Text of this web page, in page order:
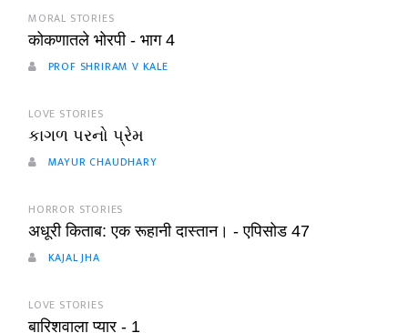
MORAL STORIES
कोकणातले भोरपी - भाग 4
PROF SHRIRAM V KALE
LOVE STORIES
કાગળ પરનો પ્રેમ
MAYUR CHAUDHARY
HORROR STORIES
अधूरी किताब: एक रूहानी दास्तान। - एपिसोड 47
KAJAL JHA
LOVE STORIES
बारिशवाला प्यार - 1